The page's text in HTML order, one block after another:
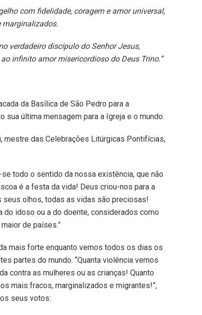
com fidelidade, coragem e amor universal,
marginalizados.
verdadeiro discípulo do Senhor Jesus,
infinito amor misericordioso do Deus Trino.”
da Basílica de São Pedro para a
sua última mensagem para a Igreja e o mundo.
das Celebrações Litúrgicas Pontifícias,
todo o sentido da nossa existência, que não
é a festa da vida! Deus criou-nos para a
seus olhos, todas as vidas são preciosas!
do idoso ou a do doente, considerados como
de países.”
mais forte enquanto vemos todos os dias os
partes do mundo. “Quanta violência vemos
contra as mulheres ou as crianças! Quanto
mais fracos, marginalizados e migrantes!”,
seus votos: